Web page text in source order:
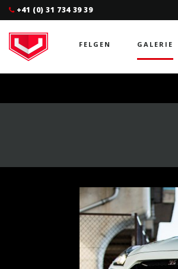
+41 (0) 31 734 39 39
FELGEN GALERIE